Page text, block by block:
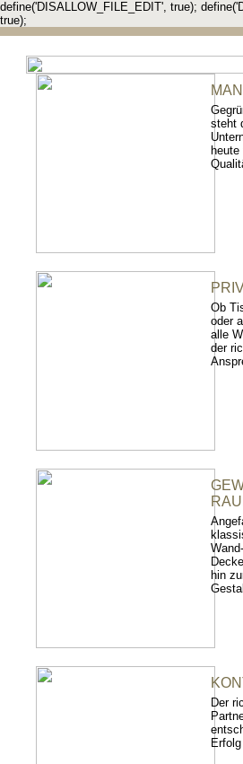
define('DISALLOW_FILE_EDIT', true);
true);
steht
Ob
oder
alle
der
hin
Der